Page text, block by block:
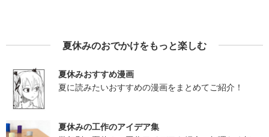
夏休みのおでかけをもっと楽しむ
夏休みおすすめ漫画
夏に読みたいおすすめの漫画をまとめてご紹介！
夏休みの工作のアイデア集